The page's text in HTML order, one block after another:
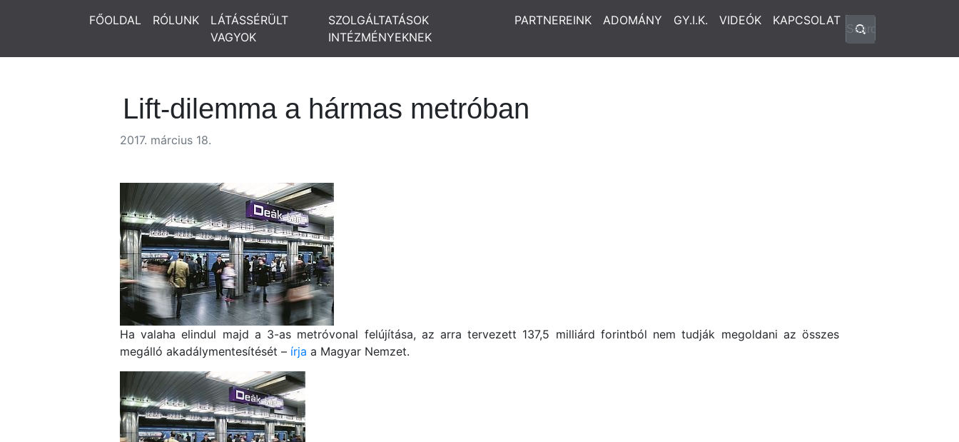
FŐOLDAL RÓLUNK
LÁTÁSSÉRÜLT
VAGYOK
SZOLGÁLTATÁSOK
INTÉZMÉNYEKNEK
PARTNEREINK ADOMÁNY GY.I.K. VIDEÓK KAPCSOLAT
Lift-dilemma a hármas metróban
2017. március 18.
Ha valaha elindul majd a 3-as metróvonal felújítása, az arra tervezett 137,5 milliárd forintból nem tudják megoldani az összes
megálló akadálymentesítését – írja a Magyar Nemzet.